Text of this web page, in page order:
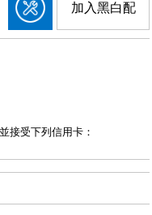
加入黑白配
接受下列信用卡：